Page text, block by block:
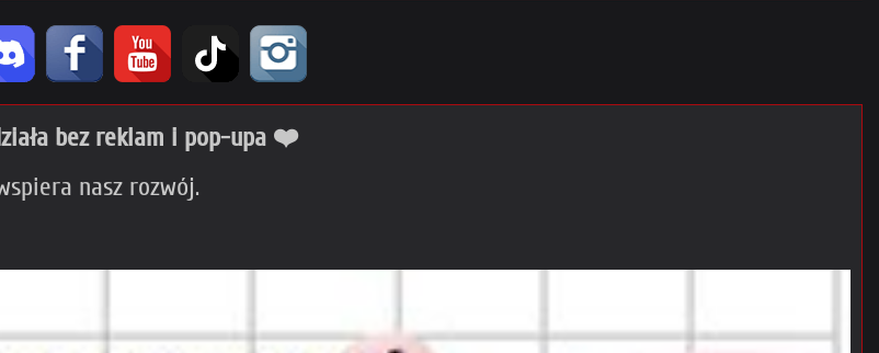
bez reklam i pop-upa ❤️
nasz rozwój.